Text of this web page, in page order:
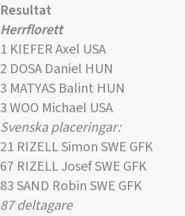
Resultat
Herrflorett
1 KIEFER Axel USA
2 DOSA Daniel HUN
3 MATYAS Balint HUN
3 WOO Michael USA
Svenska placeringar:
21 RIZELL Simon SWE GFK
67 RIZELL Josef SWE GFK
83 SAND Robin SWE GFK
87 deltagare